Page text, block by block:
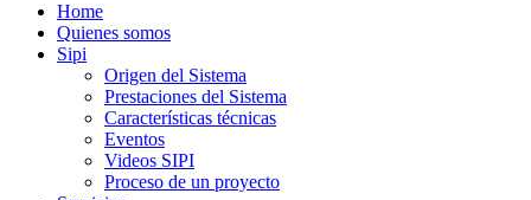
Home
Quienes somos
Sipi
Origen del Sistema
Prestaciones del Sistema
Características técnicas
Eventos
Videos SIPI
Proceso de un proyecto